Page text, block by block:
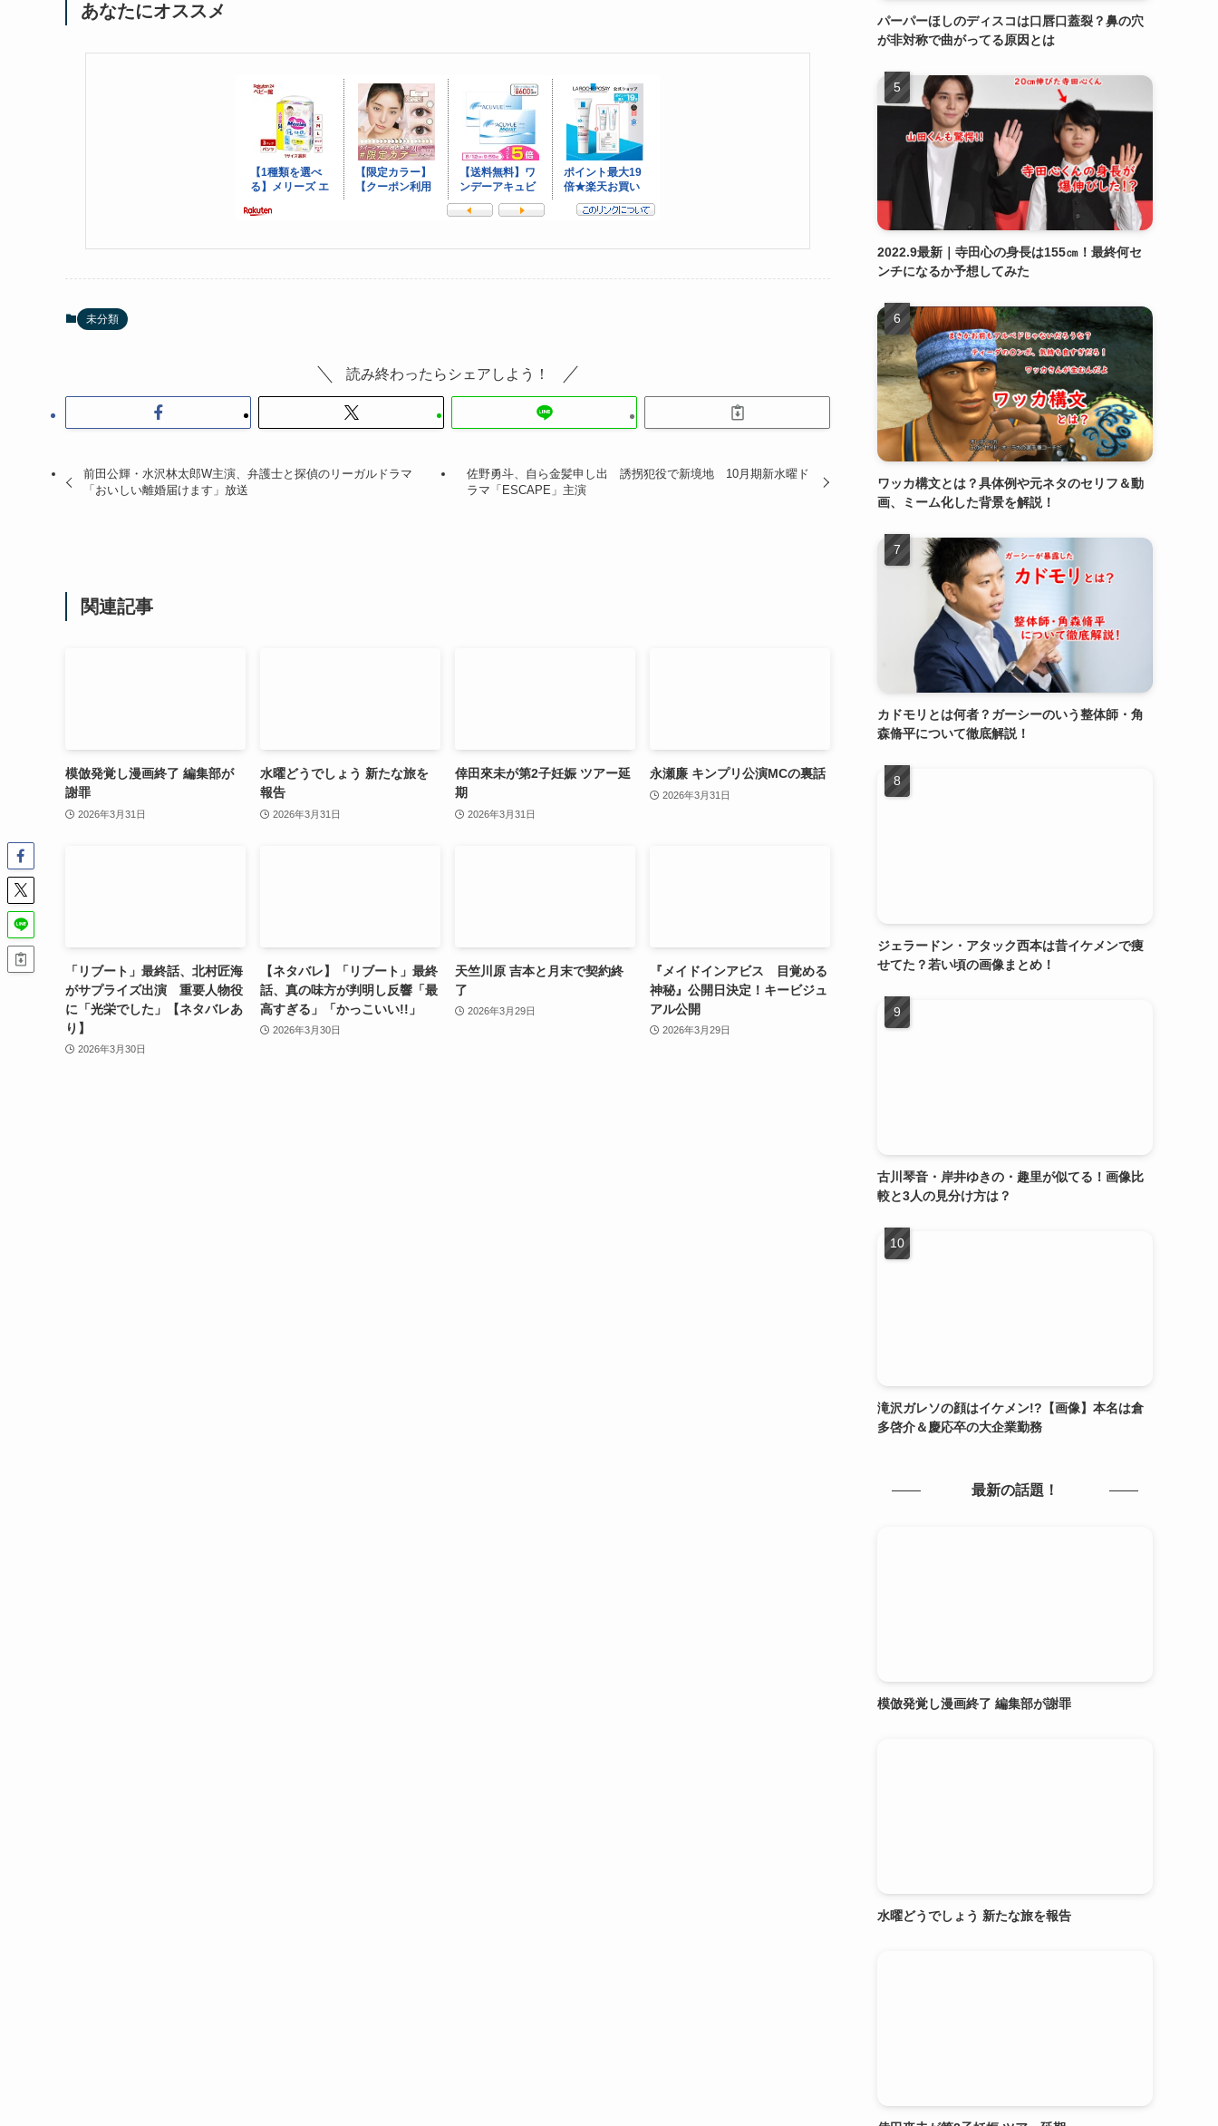
あなたにオススメ
未分類
読み終わったらシェアしよう！
前田公輝・水沢林太郎W主演、弁護士と探偵のリーガルドラマ
「おいしい離婚届けます」放送
佐野勇斗、自ら金髪申し出 誘拐犯役で新境地 10月期新水曜ド
ラマ「ESCAPE」主演
関連記事
模倣発覚し漫画終了 編集部が
謝罪
2026年3月31日
水曜どうでしょう 新たな旅を
報告
2026年3月31日
倖田來未が第2子妊娠 ツアー延
期
2026年3月31日
永瀬廉 キンプリ公演MCの裏話
2026年3月31日
「リブート」最終話、北村匠海
がサプライズ出演 重要人物役
に「光栄でした」【ネタバレあ
り】
2026年3月30日
【ネタバレ】「リブート」最終
話、真の味方が判明し反響「最
高すぎる」「かっこいい!!」
2026年3月30日
天竺川原 吉本と月末で契約終
了
2026年3月29日
『メイドインアビス 目覚める
神秘』公開日決定！キービジュ
アル公開
2026年3月29日
パーパーほしのディスコは口唇口蓋裂？鼻の穴
が非対称で曲がってる原因とは
2022.9最新｜寺田心の身長は155㎝！最終何セ
ンチになるか予想してみた
ワッカ構文とは？具体例や元ネタのセリフ＆動
画、ミーム化した背景を解説！
カドモリとは何者？ガーシーのいう整体師・角
森脩平について徹底解説！
ジェラードン・アタック西本は昔イケメンで痩
せてた？若い頃の画像まとめ！
古川琴音・岸井ゆきの・趣里が似てる！画像比
較と3人の見分け方は？
滝沢ガレソの顔はイケメン!?【画像】本名は倉
多啓介＆慶応卒の大企業勤務
最新の話題！
模倣発覚し漫画終了 編集部が謝罪
水曜どうでしょう 新たな旅を報告